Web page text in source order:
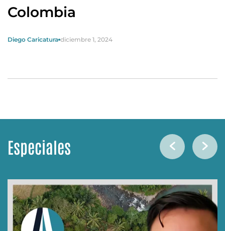
Colombia
Diego Caricatura diciembre 1, 2024
Especiales